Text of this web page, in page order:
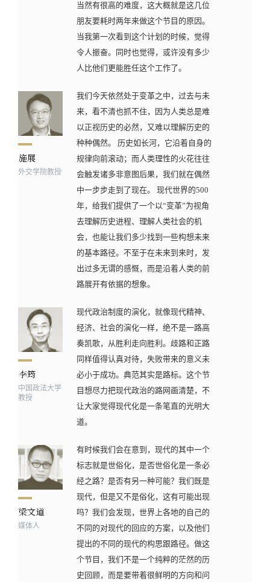
当然有很高的难度，这大概就是这几位
朋友要耗时两年来做这个节目的原因。
当我第一次看到这个计划的时候，觉得
令人振奋。同时也觉得，或许没有多少
人比他们更能胜任这个工作了。
外交学院教授
我们今天依然处于变革之中，过去与未
来，看不清也抓不住，因为人类总是难
以正视历史的必然，又难以理解历史的
种种偶然。 历史如长河，它沿着自身的
规律向前滚动；而人类理性的火花往往
会触发诸多非意图后果，我们就在偶然
中一步步走到了现在。 现代世界的500
年，给我们提供了一个以“变革”为视角
去理解历史进程、理解人类社会的机
会，也能让我们多少找到一些构想未来
的基本路径。不至于在未来到来时，发
出过多无谓的感慨，而是沿着人类的前
路展开有依据的想象。
中国政法大学
教授
现代政治制度的演化，就像现代精神、
经济、社会的演化一样，绝不是一路高
奏凯歌，从胜利走向胜利。歧路和正路
同样值得认真对待，失败带来的意义未
必小于成功。典范其实是路标。这个节
目想尽力把现代政治的路网画清楚，不
让大家觉得现代化是一条笔直的光明大
道。
媒体人
有时候我们会在意到，现代的其中一个
标志就是世俗化，是否世俗化是一条必
经之路？是否有另一种可能？我们既是
现代，但是又不是俗化，这有可能出现
吗？我们会发现，世界上各地的自己的
不同的对现代的回应的方案，以及他们
提出的不同的现代的构思跟路径。做这
个节目，我们不是一个纯粹的茫然的历
史回顾，而是要带着很鲜明的方向和问